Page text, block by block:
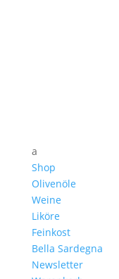
a
Shop
Olivenöle
Weine
Liköre
Feinkost
Bella Sardegna
Newsletter